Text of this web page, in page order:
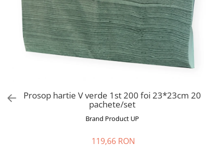
Prosop hartie V verde 1st 200 foi 23*23cm 20
pachete/set
Brand Product UP
119,66 RON